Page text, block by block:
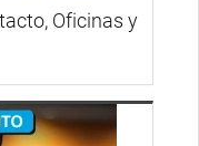
Oficinas y